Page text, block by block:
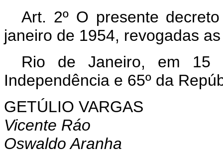
Art. 2º O presente
janeiro de 1954, revogadas
Rio de Janeiro, em 15
Independência e 65º da
GETÚLIO VARGAS
Vicente Ráo
Oswaldo Aranha